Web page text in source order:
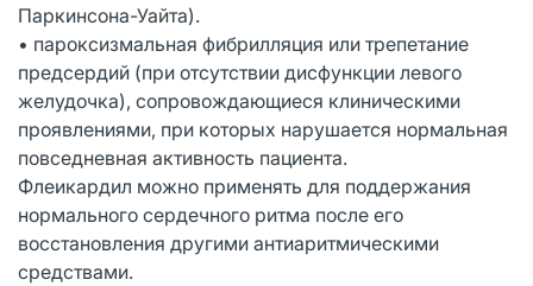
Паркинсона-Уайта).
• пароксизмальная фибрилляция или трепетание
предсердий (при отсутствии дисфункции левого
желудочка), сопровождающиеся клиническими
проявлениями, при которых нарушается нормальная
повседневная активность пациента.
Флеикардил можно применять для поддержания
нормального сердечного ритма после его
восстановления другими антиаритмическими
средствами.